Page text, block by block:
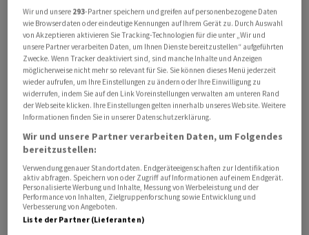
kleines negatives Überraschungspotential, um das
derzeitige Handelsbild zu verwerfen." Sollten die
Zahlen enttäuschen, "könnte eine etwaige Korrektur
deutlich härter ausfallen", fügte Kapitalmarktstratege
Jürgen Molnar vom Broker RoboMarkets hinzu.
Der Optimismus beflügelte erneut die zinssensiblen
Inflationsentwicklung und die daraus resultierenden
Konsequenzen für die Geldpolitik könnten dem im
vergangenen Jahr stark gefallenen Sektor zu weiterem
Auftrieb verhelfen. Gefragt waren zudem die Autowerte.
"Das Thema Konjunkturerholung in China kann
Wir und unsere 293-Partner speichern und greifen auf personenbezogene Daten
wie Browserdaten oder eindeutige Kennungen auf Ihrem Gerät zu. Durch Auswahl
von Akzeptieren aktivieren Sie Tracking-Technologien für die unter „Wir und
unsere Partner verarbeiten Daten, um Ihnen Dienste bereitzustellen“ aufgeführten
Zwecke. Wenn Tracker deaktiviert sind, sind manche Inhalte und Anzeigen
möglicherweise nicht mehr so relevant für Sie. Sie können dieses Menü jederzeit
wieder aufrufen, um Ihre Einstellungen zu ändern oder Ihre Einwilligung zu
widerrufen, indem Sie auf den Link Voreinstellungen verwalten am unteren Rand
der Webseite klicken. Ihre Einstellungen gelten innerhalb unseres Website. Weitere
Informationen finden Sie in unserer Datenschutzerklärung.
Wir und unsere Partner verarbeiten Daten, um Folgendes
bereitzustellen:
Verwendung genauer Standortdaten. Endgeräteeigenschaften zur Identifikation
aktiv abfragen. Speichern von oder Zugriff auf Informationen auf einem Endgerät.
Personalisierte Werbung und Inhalte, Messung von Werbeleistung und der
Performance von Inhalten, Zielgruppenforschung sowie Entwicklung und
Verbesserung von Angeboten.
Liste der Partner (Lieferanten)